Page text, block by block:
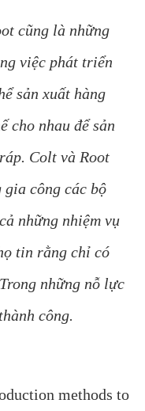
cũng là những
việc phát triển
sản xuất hàng
cho nhau để sản
Colt và Root
gia công các bộ
những nhiệm vụ
tin rằng chỉ có
những nỗ lực
công.
methods to